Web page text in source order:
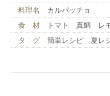
料理名
カルパッチョ
食 材
トマト 真鯛 レ
タ グ
簡単レシピ 夏レ